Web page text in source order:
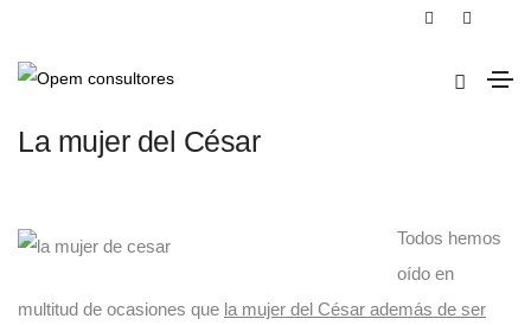
3 de octubre de 2013
La mujer del César
Todos hemos
oído en
multitud de ocasiones que la mujer del César además de ser